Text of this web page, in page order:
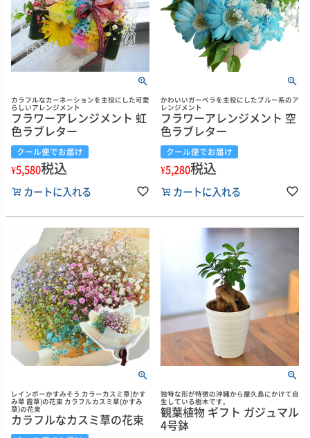
カラフルなカーネーションを主役にした可愛
らしいアレンジメント
フラワーアレンジメント 虹
色ラブレター
クール便でお届け
¥5,580税込
カートに入れる
かわいいガーベラを主役にしたブルー系のア
レンジメント
フラワーアレンジメント 空
色ラブレター
クール便でお届け
¥5,280税込
カートに入れる
レインボーかすみそう カラーカスミ草(かす
み草 霞草)の花束 カラフルカスミ草(かすみ
草)の花束
カラフルなカスミ草の花束
独特な形が特徴の沖縄から屋久島にかけて自
生している樹木です。
観葉植物 ギフト ガジュマル
4号鉢